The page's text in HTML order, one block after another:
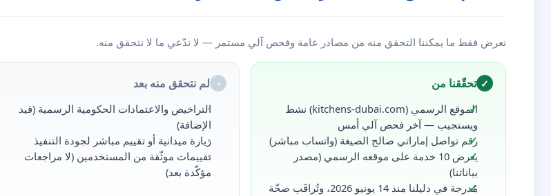
نعرض فقط ما يمكننا التحقق منه من مصادر عامة وفحص آلي مستمر — لا ندّعي ما لا نتحقق منه.
✓ تحقّقنا من
الموقع الرسمي (kitchens-dubai.com) نشط
ويستجيب — آخر فحص آلي أمس
رقم تواصل إماراتي صالح الصيغة (واتساب مباشر)
يعرض 10 خدمة على موقعه الرسمي (مصدر
بياناتنا)
مُدرجة في دليلنا منذ 14 يونيو 2026، وتُراقَب صحّة
◔ لم نتحقق منه بعد
التراخيص والاعتمادات الحكومية الرسمية (قيد
الإضافة)
زيارة ميدانية أو تقييم مباشر لجودة التنفيذ
تقييمات موثّقة من المستخدمين (لا مراجعات
مؤكّدة بعد)